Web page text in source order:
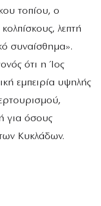
τοπίου, ο
λεπτή
συναίσθημα».
ότι η Ίος
εμπειρία υψηλής
για όσους
Κυκλάδων.